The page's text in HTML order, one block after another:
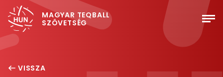
MAGYAR TEQBALL
SZÖVETSÉG
VISSZA